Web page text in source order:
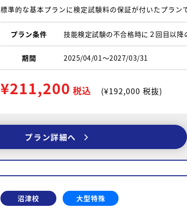
標準的な基本プランに検定試験料の保証が付いたプランで
プラン条件 技能検定試験の不合格時に２回目以降
期間 2025/04/01〜2027/03/31
¥211,200 税込 (¥192,000 税抜)
プラン詳細へ
沼津校 大型特殊